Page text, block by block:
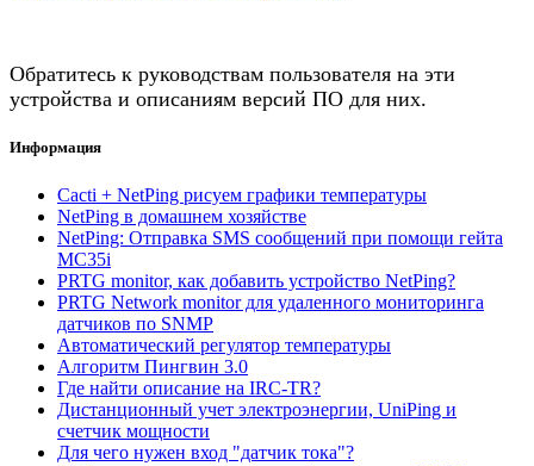
Обратитесь к руководствам пользователя на эти
устройства и описаниям версий ПО для них.
Информация
Cacti + NetPing рисуем графики температуры
NetPing в домашнем хозяйстве
NetPing: Отправка SMS сообщений при помощи гейта
MC35i
PRTG monitor, как добавить устройство NetPing?
PRTG Network monitor для удаленного мониторинга
датчиков по SNMP
Автоматический регулятор температуры
Алгоритм Пингвин 3.0
Где найти описание на IRC-TR?
Дистанционный учет электроэнергии, UniPing и
счетчик мощности
Для чего нужен вход "датчик тока"?